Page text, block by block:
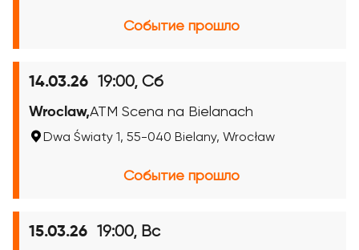
Событие прошло
14.03.26 19:00, Сб
Wroclaw,ATM Scena na Bielanach
Dwa Światy 1, 55-040 Bielany, Wrocław
Событие прошло
15.03.26 19:00, Вс